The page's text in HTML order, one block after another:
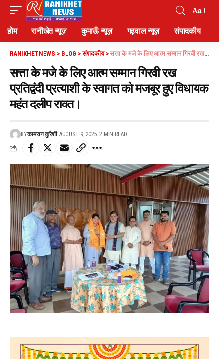
Aa
होम रानीखेत न्यूज़ कुमाऊँ न्यूज़ गढ़वाल न्यूज़ संपादकीय
RANIKHETNEWS > BLOG >संपादकीय> सत्ता के मजे के लिए आत्म सम्मान गिरवी रख प्रतिद्वंदी प्रत्याशी के स्वागत को मजबूर हुए विधायक महंत दलीप रावत।
सत्ता के मजे के लिए आत्म सम्मान गिरवी रख
प्रतिद्वंदी प्रत्याशी के स्वागत को मजबूर हुए विधायक
महंत दलीप रावत।
BYकामरान कुरैशी AUGUST 9, 2025 2 MIN READ